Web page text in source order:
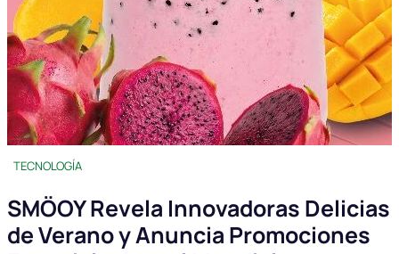
TECNOLOGÍA
SMÖOY Revela Innovadoras Delicias
de Verano y Anuncia Promociones